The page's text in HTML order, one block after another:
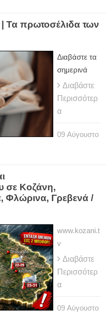
Τα πρωτοσέλιδα των
Διαβάστε τα
σημερινά
Διαβάστε
Περισσότερ
α
09 Αύγουστο
σε Κοζάνη,
Φλώρινα, Γρεβενά /
www.kozani.t
v
Διαβάστε
Περισσότερ
α
09 Αύγουστο